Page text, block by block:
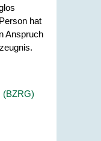
hat
Anspruch
(BZRG)